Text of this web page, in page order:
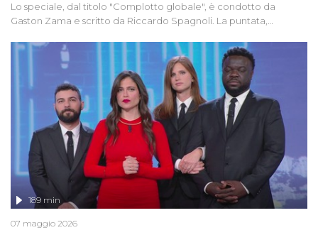
Lo speciale, dal titolo "Complotto globale", è condotto da
Gaston Zama e scritto da Riccardo Spagnoli. La puntata,
racconta l'universo delle narrazioni alternative, dei sospetti
globali e del complottismo che negli ultimi anni hanno invaso
social network, talk show, piazze digitali e immaginario collettivo.
189 min
07 maggio 2026